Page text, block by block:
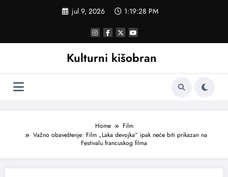
jul 9, 2026 1:19:28 PM
Kulturni kišobran
Home
Film
Važno obaveštenje: Film „Laka devojka“ ipak neće biti prikazan na
Festivalu francuskog filma